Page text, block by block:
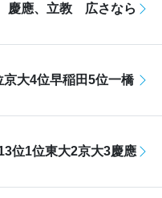
慶應、立教 広さなら
大4位早稲田5位一橋
位1位東大2京大3慶應